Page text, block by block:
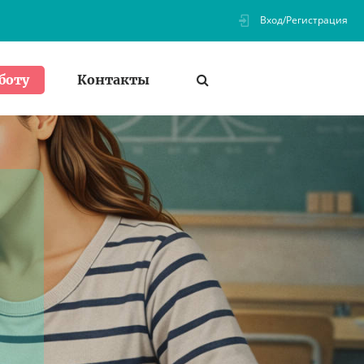
Вход/Регистрация
Контакты